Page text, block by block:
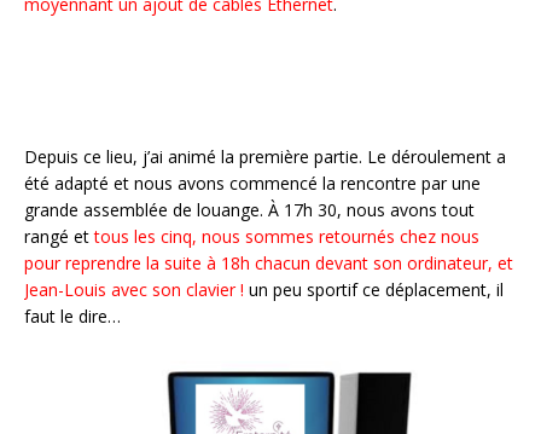
Depuis ce lieu, j’ai animé la première partie. Le déroulement a
été adapté et nous avons commencé la rencontre par une
grande assemblée de louange. À 17h 30, nous avons tout
rangé ettous les cinq, nous sommes retournés chez nous
pour reprendre la suite à 18h chacun devant son ordinateur, et
Jean-Louis avec son clavier ! un peu sportif ce déplacement, il
faut le dire…